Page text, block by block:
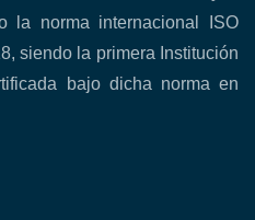
la norma internacional ISO
siendo la primera Institución
bajo dicha norma en